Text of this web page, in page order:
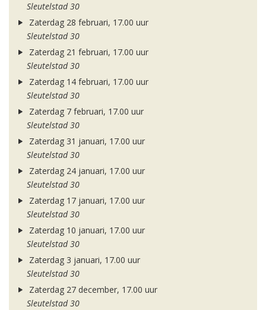
Sleutelstad 30
Zaterdag 28 februari, 17.00 uur
Sleutelstad 30
Zaterdag 21 februari, 17.00 uur
Sleutelstad 30
Zaterdag 14 februari, 17.00 uur
Sleutelstad 30
Zaterdag 7 februari, 17.00 uur
Sleutelstad 30
Zaterdag 31 januari, 17.00 uur
Sleutelstad 30
Zaterdag 24 januari, 17.00 uur
Sleutelstad 30
Zaterdag 17 januari, 17.00 uur
Sleutelstad 30
Zaterdag 10 januari, 17.00 uur
Sleutelstad 30
Zaterdag 3 januari, 17.00 uur
Sleutelstad 30
Zaterdag 27 december, 17.00 uur
Sleutelstad 30